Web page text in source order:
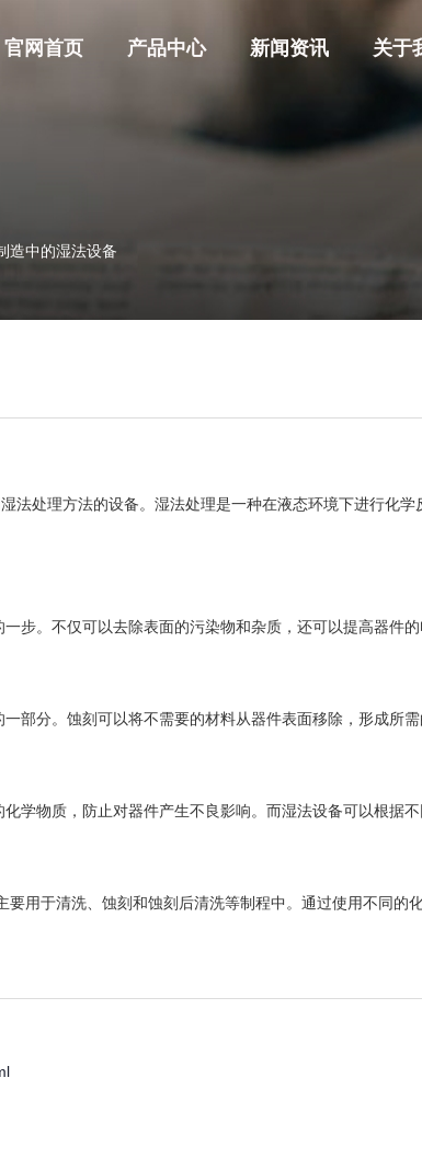
官网首页 产品中心 新闻资讯 关于
造中的湿法设备
处理方法的设备。湿法处理是一种在液态环境下进行化学
。不仅可以去除表面的污染物和杂质，还可以提高器件
分。蚀刻可以将不需要的材料从器件表面移除，形成所
物质，防止对器件产生不良影响。而湿法设备可以根据不
于清洗、蚀刻和蚀刻后清洗等制程中。通过使用不同的